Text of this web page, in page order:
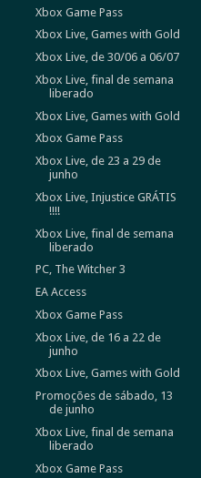
Xbox Game Pass
Xbox Live, Games with Gold
Xbox Live, de 30/06 a 06/07
Xbox Live, final de semana
liberado
Xbox Live, Games with Gold
Xbox Game Pass
Xbox Live, de 23 a 29 de
junho
Xbox Live, Injustice GRÁTIS
!!!!
Xbox Live, final de semana
liberado
PC, The Witcher 3
EA Access
Xbox Game Pass
Xbox Live, de 16 a 22 de
junho
Xbox Live, Games with Gold
Promoções de sábado, 13
de junho
Xbox Live, final de semana
liberado
Xbox Game Pass